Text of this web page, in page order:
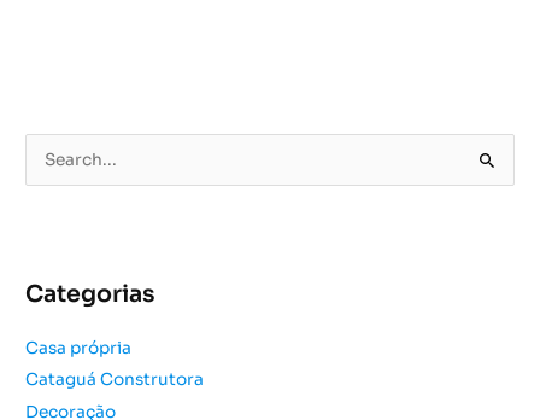
e
i
a
r
p
Categorias
Casa própria
Cataguá Construtora
Decoração